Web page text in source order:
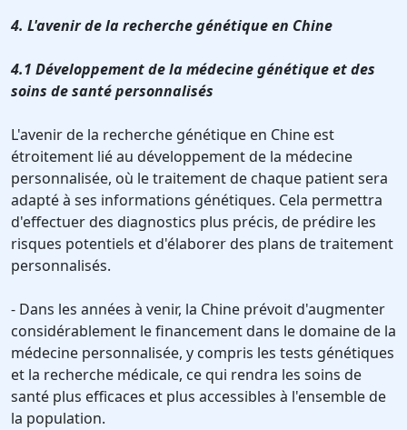
4. L'avenir de la recherche génétique en Chine
4.1 Développement de la médecine génétique et des
soins de santé personnalisés
L'avenir de la recherche génétique en Chine est
étroitement lié au développement de la médecine
personnalisée, où le traitement de chaque patient sera
adapté à ses informations génétiques. Cela permettra
d'effectuer des diagnostics plus précis, de prédire les
risques potentiels et d'élaborer des plans de traitement
personnalisés.
- Dans les années à venir, la Chine prévoit d'augmenter
considérablement le financement dans le domaine de la
médecine personnalisée, y compris les tests génétiques
et la recherche médicale, ce qui rendra les soins de
santé plus efficaces et plus accessibles à l'ensemble de
la population.